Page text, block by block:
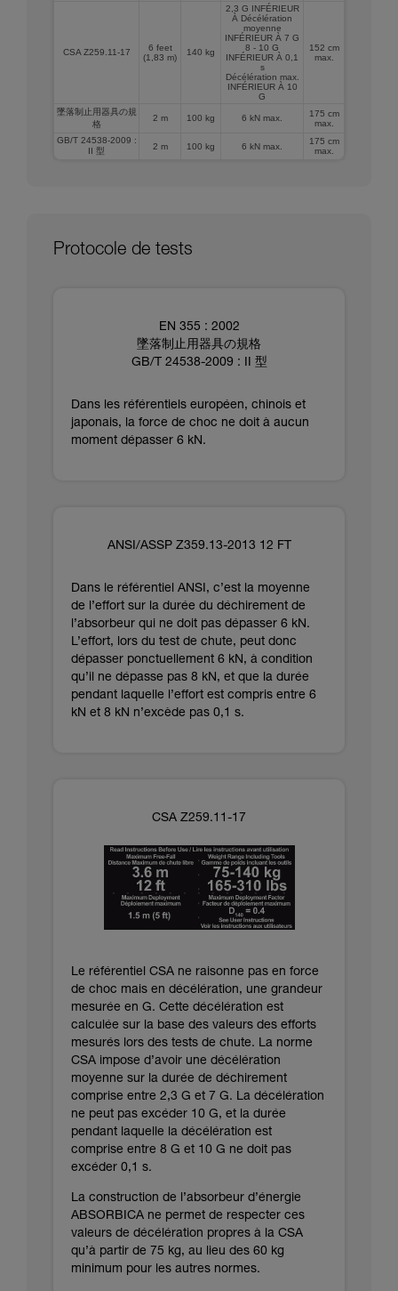
CSA Z259.11-17
6 feet
(1,83 m)
140 kg
2,3 G INFÉRIEUR
À Décélération
moyenne
INFÉRIEUR À 7 G
8 - 10 G
INFÉRIEUR À 0,1
s
Décélération max.
INFÉRIEUR À 10
G
152 cm
max.
墜落制止用器具の規
格
2 m 100 kg 6 kN max.
175 cm
max.
GB/T 24538-2009 :
II 型
2 m 100 kg 6 kN max.
175 cm
max.
Protocole de tests
EN 355 : 2002
墜落制止用器具の規格
GB/T 24538-2009 : II 型
Dans les référentiels européen, chinois et
japonais, la force de choc ne doit à aucun
moment dépasser 6 kN.
ANSI/ASSP Z359.13-2013 12 FT
Dans le référentiel ANSI, c’est la moyenne
de l’effort sur la durée du déchirement de
l’absorbeur qui ne doit pas dépasser 6 kN.
L’effort, lors du test de chute, peut donc
dépasser ponctuellement 6 kN, à condition
qu’il ne dépasse pas 8 kN, et que la durée
pendant laquelle l’effort est compris entre 6
kN et 8 kN n’excède pas 0,1 s.
CSA Z259.11-17
Le référentiel CSA ne raisonne pas en force
de choc mais en décélération, une grandeur
mesurée en G. Cette décélération est
calculée sur la base des valeurs des efforts
mesurés lors des tests de chute. La norme
CSA impose d’avoir une décélération
moyenne sur la durée de déchirement
comprise entre 2,3 G et 7 G. La décélération
ne peut pas excéder 10 G, et la durée
pendant laquelle la décélération est
comprise entre 8 G et 10 G ne doit pas
excéder 0,1 s.
La construction de l’absorbeur d’énergie
ABSORBICA ne permet de respecter ces
valeurs de décélération propres à la CSA
qu’à partir de 75 kg, au lieu des 60 kg
minimum pour les autres normes.